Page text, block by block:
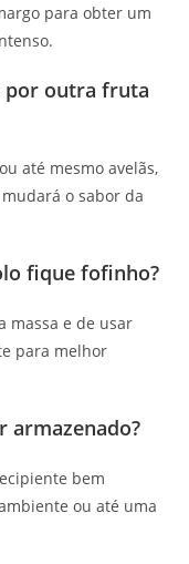
para obter um
por outra fruta
até mesmo avelãs,
o sabor da
fique fofinho?
massa e de usar
para melhor
armazenado?
bem
ou até uma